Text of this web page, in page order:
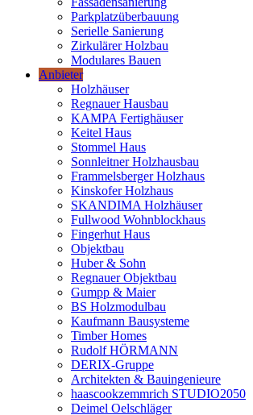
Parkplatzüberbauung
Serielle Sanierung
Zirkulärer Holzbau
Modulares Bauen
Anbieter
Holzhäuser
Regnauer Hausbau
KAMPA Fertighäuser
Keitel Haus
Stommel Haus
Sonnleitner Holzhausbau
Frammelsberger Holzhaus
Kinskofer Holzhaus
SKANDIMA Holzhäuser
Fullwood Wohnblockhaus
Fingerhut Haus
Objektbau
Huber & Sohn
Regnauer Objektbau
Gumpp & Maier
BS Holzmodulbau
Kaufmann Bausysteme
Timber Homes
Rudolf HÖRMANN
DERIX-Gruppe
Architekten & Bauingenieure
haascookzemmrich STUDIO2050
Deimel Oelschläger